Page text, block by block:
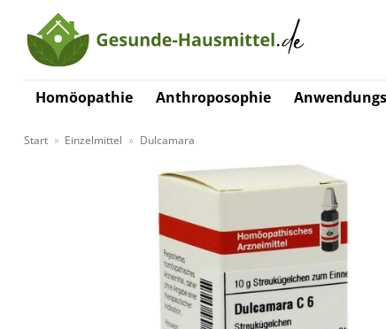
Inhalt
springen
Homöopathie Anthroposophie
Start » Einzelmittel » Dulcamara